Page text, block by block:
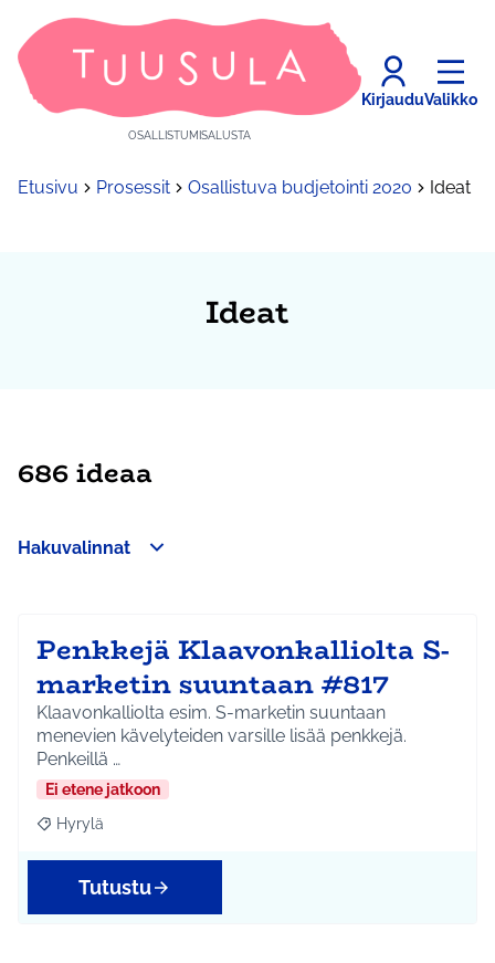
OSALLISTUMISALUSTA
KirjauduValikko
Etusivu Prosessit Osallistuva budjetointi 2020 Ideat
Ideat
686 ideaa
Hakuvalinnat
−
Penkkejä Klaavonkalliolta S-
marketin suuntaan #817
Klaavonkalliolta esim. S-marketin suuntaan
menevien kävelyteiden varsille lisää penkkejä.
Penkeillä …
Ei etene jatkoon
Rajaa tulokset aihepiirin mukaan: Hyrylä
Hyrylä
Tutustu